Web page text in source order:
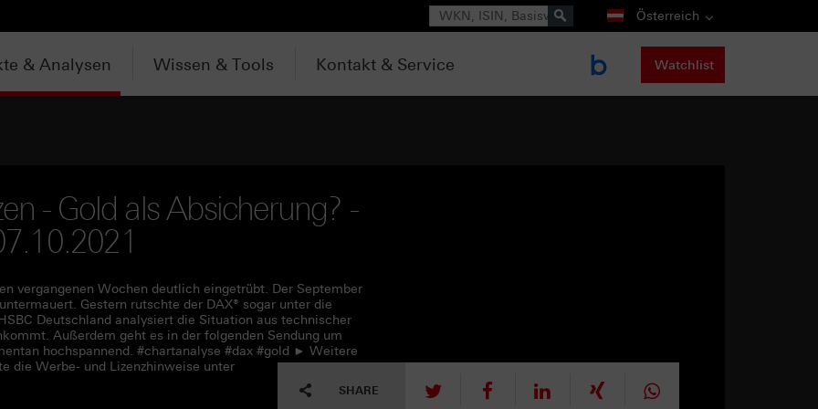
Suche Österreich
& Analysen Wissen & Tools Kontakt & Service Watchlist
- Gold als Absicherung? -
vergangenen Wochen deutlich eingetrübt. Der September
Gestern rutschte der DAX® sogar unter die
Deutschland analysiert die Situation aus technischer
Außerdem geht es in der folgenden Sendung um
hochspannend. #chartanalyse #dax #gold ► Weitere
die Werbe- und Lizenzhinweise unter
SHARE tweet mitteilen